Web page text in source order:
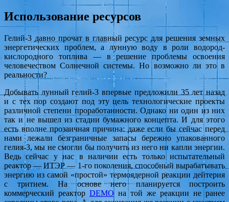
Использование ресурсов
Гелий-3 давно прочат в главный ресурс для решения земных
энергетических проблем, а лунную воду в роли водород-
кислородного топлива — в решение проблемы освоения
человечеством Солнечной системы. Но возможно ли это в
реальности?
Добывать лунный гелий-3 впервые предложили 35 лет назад
и с тех пор создают под эту цель технологические проекты
различной степени проработанности. Однако ни один из них
так и не вышел из стадии бумажного концепта. И для этого
есть вполне прозаичная причина: даже если бы сейчас перед
нами лежали безграничные запасы бережно упакованного
гелия-3, мы не смогли бы получить из него ни капли энергии.
Ведь сейчас у нас в наличии есть только испытательный
реактор — ИТЭР — 1-го поколения, способный вырабатывать
энергию из самой «простой» термоядерной реакции дейтерия
с тритием. На основе него планируется построить
коммерческий реактор DEMO на той же реакции не ранее